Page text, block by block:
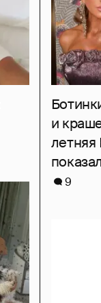
и
летняя
9